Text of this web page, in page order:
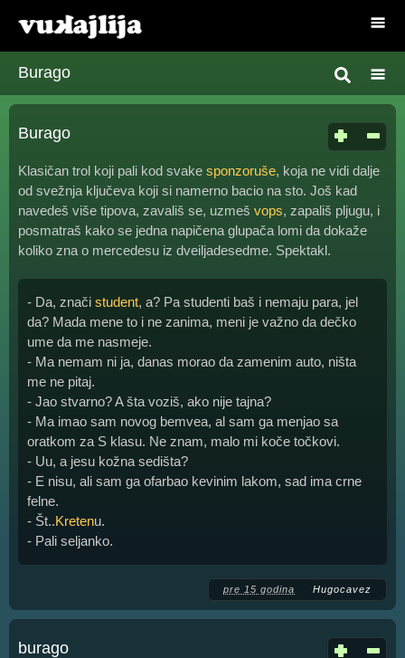
Burago
Burago
Klasičan trol koji pali kod svake sponzoruše, koja ne vidi dalje
od svežnja ključeva koji si namerno bacio na sto. Još kad
navedeš više tipova, zavališ se, uzmeš vops, zapališ pljugu, i
posmatraš kako se jedna napičena glupača lomi da dokaže
koliko zna o mercedesu iz dveiljadesedme. Spektakl.
- Da, znači student, a? Pa studenti baš i nemaju para, jel
da? Mada mene to i ne zanima, meni je važno da dečko
ume da me nasmeje.
- Ma nemam ni ja, danas morao da zamenim auto, ništa
me ne pitaj.
- Jao stvarno? A šta voziš, ako nije tajna?
- Ma imao sam novog bemvea, al sam ga menjao sa
oratkom za S klasu. Ne znam, malo mi koče točkovi.
- Uu, a jesu kožna sedišta?
- E nisu, ali sam ga ofarbao kevinim lakom, sad ima crne
felne.
- Št..Kretenu.
- Pali seljanko.
pre 15 godina Hugocavez
burago